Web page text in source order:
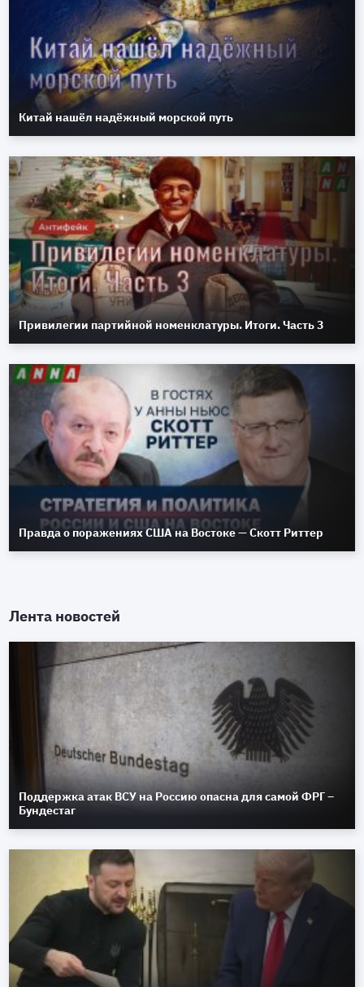
Китай нашёл надёжный морской путь
Привилегии партийной номенклатуры. Итоги. Часть 3
Правда о поражениях США на Востоке — Скотт Риттер
Лента новостей
Поддержка атак ВСУ на Россию опасна для самой ФРГ –
Бундестаг